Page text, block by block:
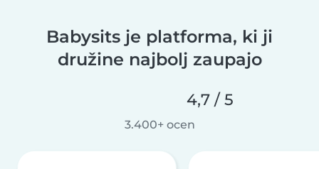
Babysits je platforma, ki ji
družine najbolj zaupajo
4,7 / 5
3.400+ ocen